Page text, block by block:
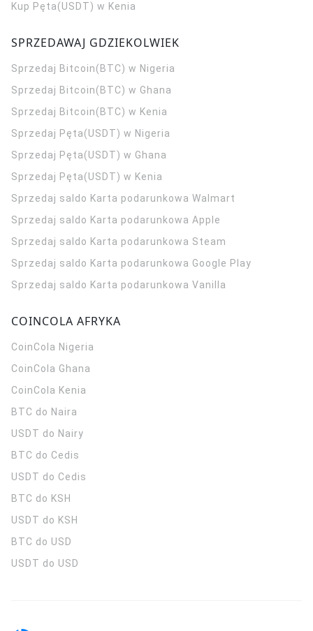
Kup Pęta(USDT) w Kenia
SPRZEDAWAJ GDZIEKOLWIEK
Sprzedaj Bitcoin(BTC) w Nigeria
Sprzedaj Bitcoin(BTC) w Ghana
Sprzedaj Bitcoin(BTC) w Kenia
Sprzedaj Pęta(USDT) w Nigeria
Sprzedaj Pęta(USDT) w Ghana
Sprzedaj Pęta(USDT) w Kenia
Sprzedaj saldo Karta podarunkowa Walmart
Sprzedaj saldo Karta podarunkowa Apple
Sprzedaj saldo Karta podarunkowa Steam
Sprzedaj saldo Karta podarunkowa Google Play
Sprzedaj saldo Karta podarunkowa Vanilla
COINCOLA AFRYKA
CoinCola Nigeria
CoinCola Ghana
CoinCola Kenia
BTC do Naira
USDT do Nairy
BTC do Cedis
USDT do Cedis
BTC do KSH
USDT do KSH
BTC do USD
USDT do USD